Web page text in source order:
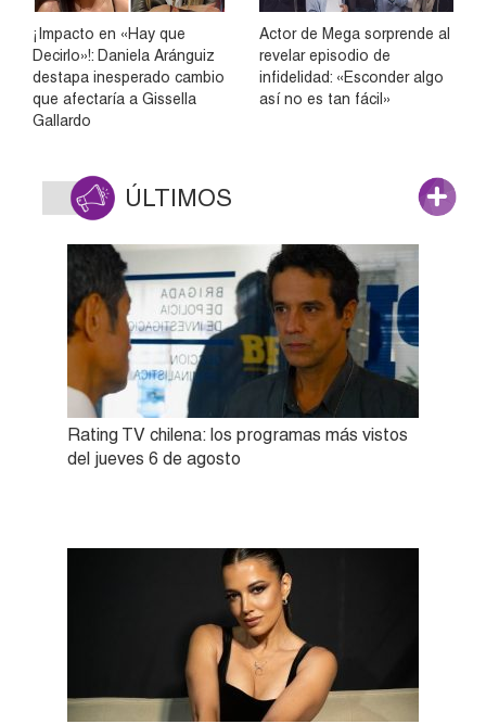
¡Impacto en «Hay que
Decirlo»!: Daniela Aránguiz
destapa inesperado cambio
que afectaría a Gissella
Gallardo
Actor de Mega sorprende al
revelar episodio de
infidelidad: «Esconder algo
así no es tan fácil»
ÚLTIMOS
Rating TV chilena: los programas más vistos
del jueves 6 de agosto